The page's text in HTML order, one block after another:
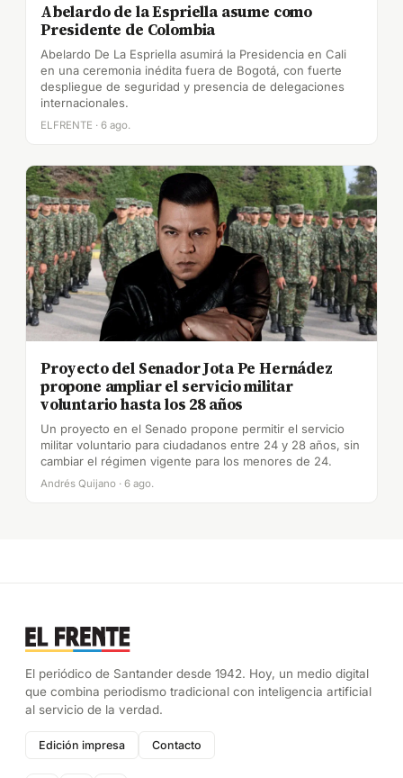
Abelardo de la Espriella asume como
Presidente de Colombia
Abelardo De La Espriella asumirá la Presidencia en Cali
en una ceremonia inédita fuera de Bogotá, con fuerte
despliegue de seguridad y presencia de delegaciones
internacionales.
ELFRENTE · 6 ago.
Proyecto del Senador Jota Pe Hernádez
propone ampliar el servicio militar
voluntario hasta los 28 años
Un proyecto en el Senado propone permitir el servicio
militar voluntario para ciudadanos entre 24 y 28 años, sin
cambiar el régimen vigente para los menores de 24.
Andrés Quijano · 6 ago.
El periódico de Santander desde 1942. Hoy, un medio digital
que combina periodismo tradicional con inteligencia artificial
al servicio de la verdad.
Edición impresa Contacto